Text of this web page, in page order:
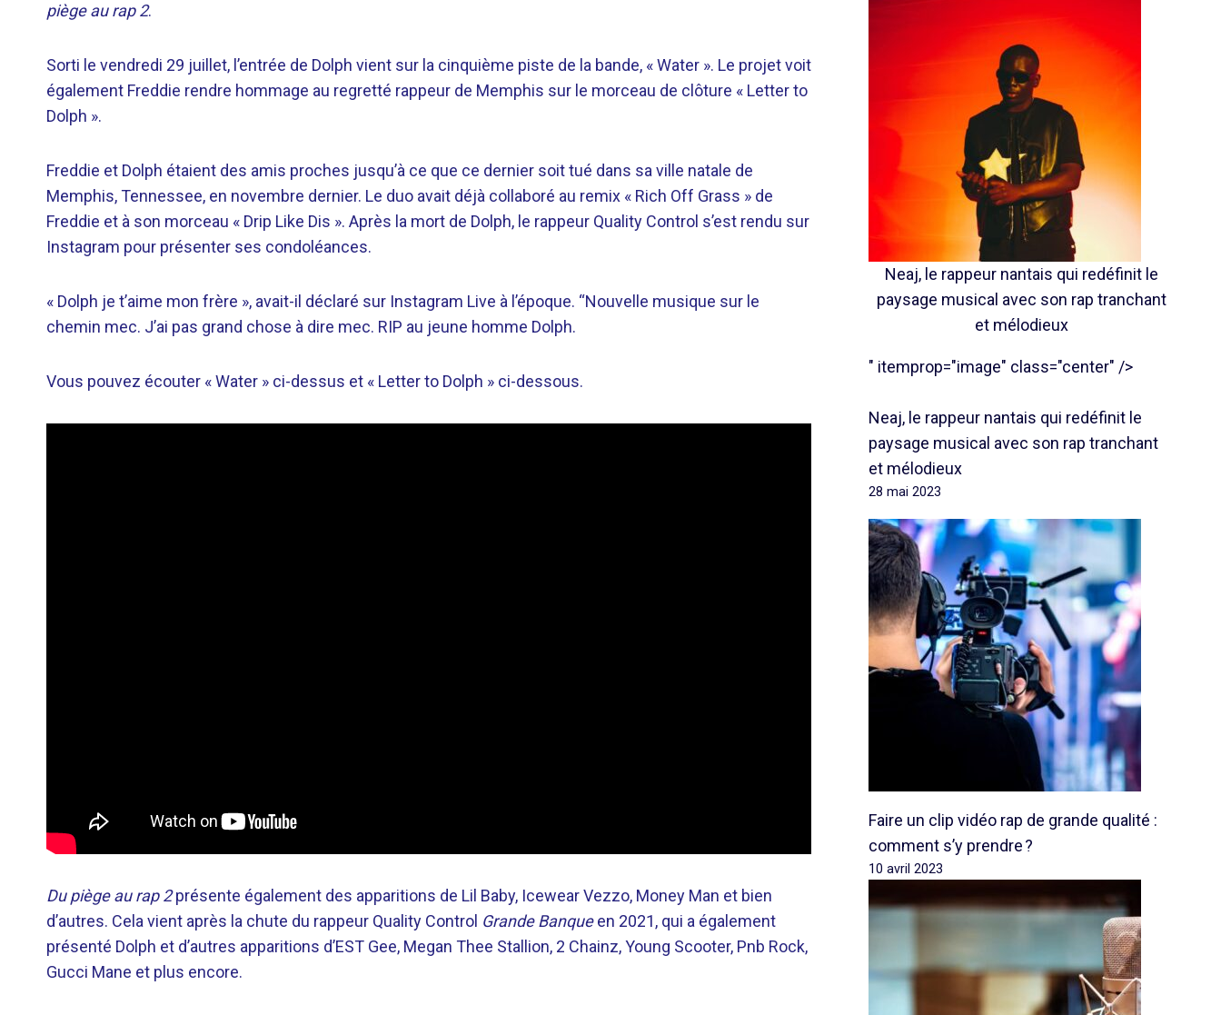
piège au rap 2.
Sorti le vendredi 29 juillet, l’entrée de Dolph vient sur la cinquième piste de la bande, « Water ». Le projet voit
également Freddie rendre hommage au regretté rappeur de Memphis sur le morceau de clôture « Letter to
Dolph ».
Freddie et Dolph étaient des amis proches jusqu’à ce que ce dernier soit tué dans sa ville natale de
Memphis, Tennessee, en novembre dernier. Le duo avait déjà collaboré au remix « Rich Off Grass » de
Freddie et à son morceau « Drip Like Dis ». Après la mort de Dolph, le rappeur Quality Control s’est rendu sur
Instagram pour présenter ses condoléances.
« Dolph je t’aime mon frère », avait-il déclaré sur Instagram Live à l’époque. “Nouvelle musique sur le
chemin mec. J’ai pas grand chose à dire mec. RIP au jeune homme Dolph.
Vous pouvez écouter « Water » ci-dessus et « Letter to Dolph » ci-dessous.
Du piège au rap 2présente également des apparitions de Lil Baby, Icewear Vezzo, Money Man et bien
d’autres. Cela vient après la chute du rappeur Quality Control Grande Banqueen 2021, qui a également
présenté Dolph et d’autres apparitions d’EST Gee, Megan Thee Stallion, 2 Chainz, Young Scooter, Pnb Rock,
Gucci Mane et plus encore.
Neaj, le rappeur nantais qui redéfinit le
paysage musical avec son rap tranchant
et mélodieux
" itemprop="image" class="center" />
Neaj, le rappeur nantais qui redéfinit le
paysage musical avec son rap tranchant
et mélodieux
28 mai 2023
Faire un clip vidéo rap de grande qualité :
comment s’y prendre ?
10 avril 2023